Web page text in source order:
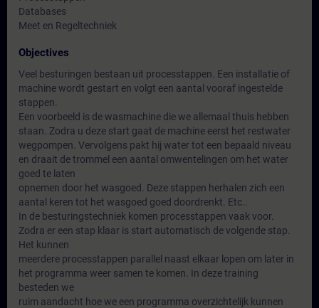
Databases
Meet en Regeltechniek
Objectives
Veel besturingen bestaan uit processtappen. Een installatie of
machine wordt gestart en volgt een aantal vooraf ingestelde
stappen.
Een voorbeeld is de wasmachine die we allemaal thuis hebben
staan. Zodra u deze start gaat de machine eerst het restwater
wegpompen. Vervolgens pakt hij water tot een bepaald niveau
en draait de trommel een aantal omwentelingen om het water
goed te laten
opnemen door het wasgoed. Deze stappen herhalen zich een
aantal keren tot het wasgoed goed doordrenkt. Etc..
In de besturingstechniek komen processtappen vaak voor.
Zodra er een stap klaar is start automatisch de volgende stap.
Het kunnen
meerdere processtappen parallel naast elkaar lopen om later in
het programma weer samen te komen. In deze training
besteden we
ruim aandacht hoe we een programma overzichtelijk kunnen